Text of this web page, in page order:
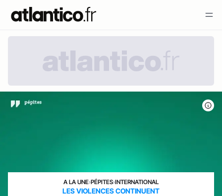
A LA UNE›PÉPITES›INTERNATIONAL
LES VIOLENCES CONTINUENT